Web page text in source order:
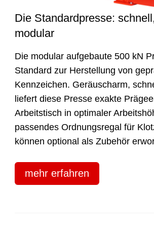
Die Standardpresse:
modular
Die modular aufgebaute 500 kN
Standard zur Herstellung von
Kennzeichen. Geräuscharm,
liefert diese Presse exakte
Arbeitstisch in optimaler
passendes Ordnungsregal für
können optional als Zubehör
mehr erfahren